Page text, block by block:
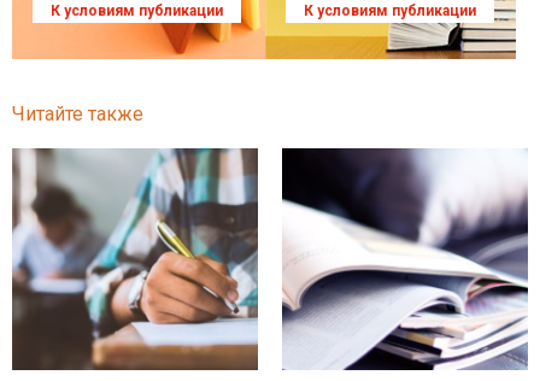
К условиям публикации К условиям публикации
Читайте также